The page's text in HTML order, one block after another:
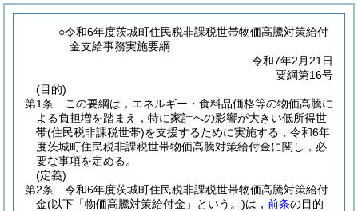
○令和6年度茨城町住民税非課税世帯物価高騰対策給付
金支給事務実施要綱
令和7年2月21日
要綱第16号
(目的)
第1条
この要綱は，エネルギー・食料品価格等の物価高騰に
よる負担増を踏まえ，特に家計への影響が大きい低所得世
帯(住民税非課税世帯)を支援するために実施する，令和6年
度茨城町住民税非課税世帯物価高騰対策給付金に関し，必
要な事項を定める。
(定義)
第2条
令和6年度茨城町住民税非課税世帯物価高騰対策給付
金(以下「物価高騰対策給付金」という。)は， 前条の目的